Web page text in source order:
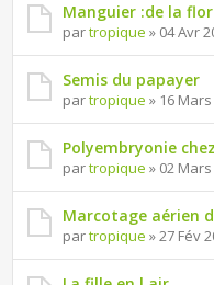
Manguier :de la
partropique » 04 Avr
Semis du papayer
partropique » 16
Polyembryonie
partropique » 02
Marcotage aérien
partropique » 27 Fév